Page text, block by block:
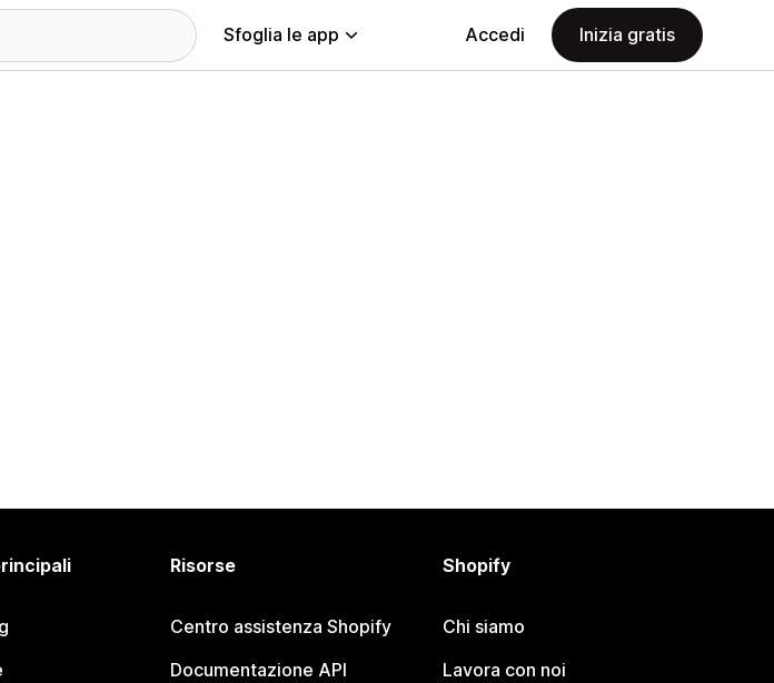
Sfoglia le app Accedi Inizia gratis
Risorse
Centro assistenza Shopify
Documentazione API
Shopify
Chi siamo
Lavora con noi